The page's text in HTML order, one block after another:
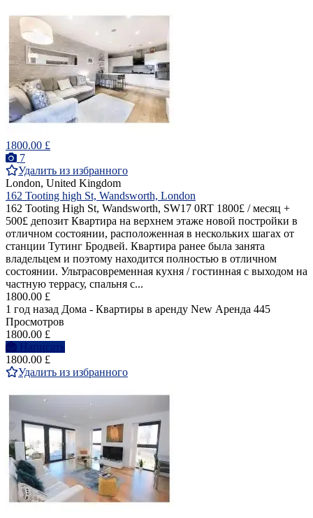
1800.00 £
7
Удалить из избранного
London, United Kingdom
162 Tooting high St, Wandsworth, London
162 Tooting High St, Wandsworth, SW17 0RT 1800£ / месяц +
500£ депозит Квартира на верхнем этаже новой постройки в
отличном состоянии, расположенная в нескольких шагах от
станции Тутинг Бродвей. Квартира ранее была занята
владельцем и поэтому находится полностью в отличном
состоянии. Ультрасовременная кухня / гостинная с выходом на
частную террасу, спальня с...
1800.00 £
1 год назад Дома - Квартиры в аренду New Аренда 445
Просмотров
1800.00 £
Написать
1800.00 £
Удалить из избранного